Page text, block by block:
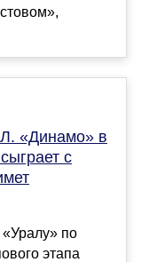
«Динамо» в
с
«Уралу» по
этапа